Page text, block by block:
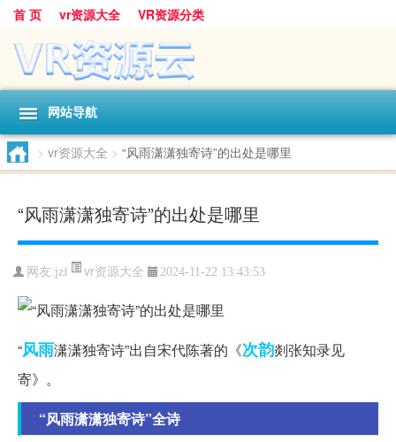
首 页 vr资源大全 VR资源分类
网站导航
> vr资源大全 > “风雨潇潇独寄诗”的出处是哪里
“风雨潇潇独寄诗”的出处是哪里
网友:jzf vr资源大全 2024-11-22 13:43:53
“风雨潇潇独寄诗”出自宋代陈著的《次韵剡张知录见
寄》。
“风雨潇潇独寄诗”全诗